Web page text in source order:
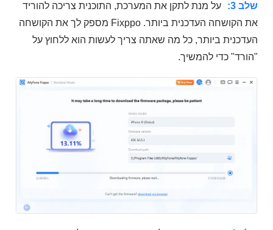
שלב 3:
על מנת לתקן את המערכת, התוכנית צריכה להוריד
את הקושחה העדכנית ביותר. Fixppo מספק לך את הקושחה
העדכנית ביותר, כל מה שאתה צריך לעשות הוא ללחוץ על
"הורד" כדי להמשיך.